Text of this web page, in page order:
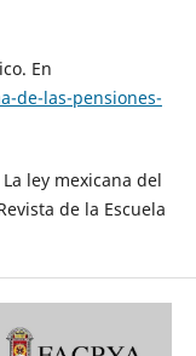
En
de-las-pensiones-
ley mexicana del
de la Escuela